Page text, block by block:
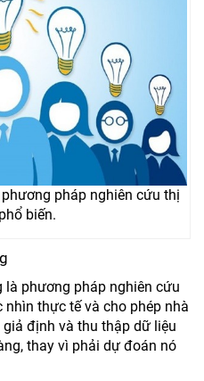
pháp nghiên cứu thị
biến.
là phương pháp nghiên cứu
thực tế và cho phép nhà
định và thu thập dữ liệu
thay vì phải dự đoán nó